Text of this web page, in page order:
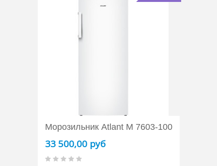
Морозильник Atlant М 7603-100
33 500,00 руб